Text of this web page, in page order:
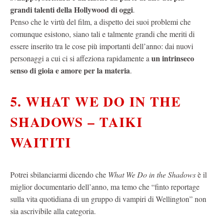
grandi talenti della Hollywood di oggi.
Penso che le virtù del film, a dispetto dei suoi problemi che
comunque esistono, siano tali e talmente grandi che meriti di
essere inserito tra le cose più importanti dell’anno: dai nuovi
personaggi a cui ci si affeziona rapidamente a un intrinseco
senso di gioia e amore per la materia.
5. WHAT WE DO IN THE
SHADOWS – TAIKI
WAITITI
Potrei sbilanciarmi dicendo che What We Do in the Shadowsè il
miglior documentario dell’anno, ma temo che “finto reportage
sulla vita quotidiana di un gruppo di vampiri di Wellington” non
sia ascrivibile alla categoria.